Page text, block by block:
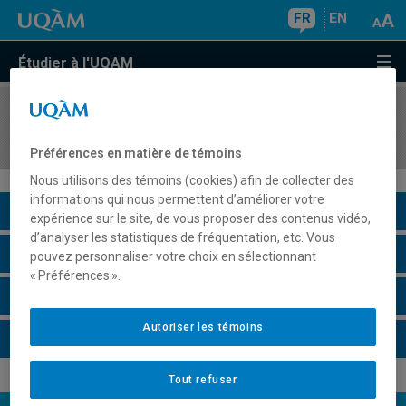
FR EN
Étudier à l'UQAM
COURS//
Description du cours
Horaire - Été 2026
Préférences en matière de témoins
Nous utilisons des témoins (cookies) afin de collecter des
informations qui nous permettent d’améliorer votre
expérience sur le site, de vous proposer des contenus vidéo,
d’analyser les statistiques de fréquentation, etc. Vous
pouvez personnaliser votre choix en sélectionnant
« Préférences ».
Tout refuser
Autoriser les témoins